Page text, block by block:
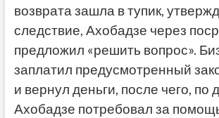
возврата зашла в тупик,
следствие, Ахобадзе через
предложил «решить вопрос».
заплатил предусмотренный
и вернул деньги, после чего,
Ахобадзе потребовал за